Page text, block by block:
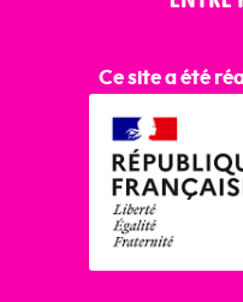
Ce site a été